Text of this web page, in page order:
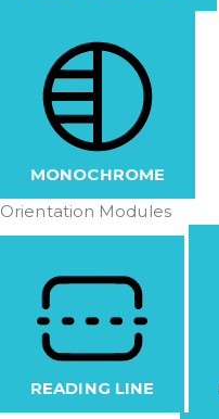
MONOCHROME
Orientation Modules
READING LINE